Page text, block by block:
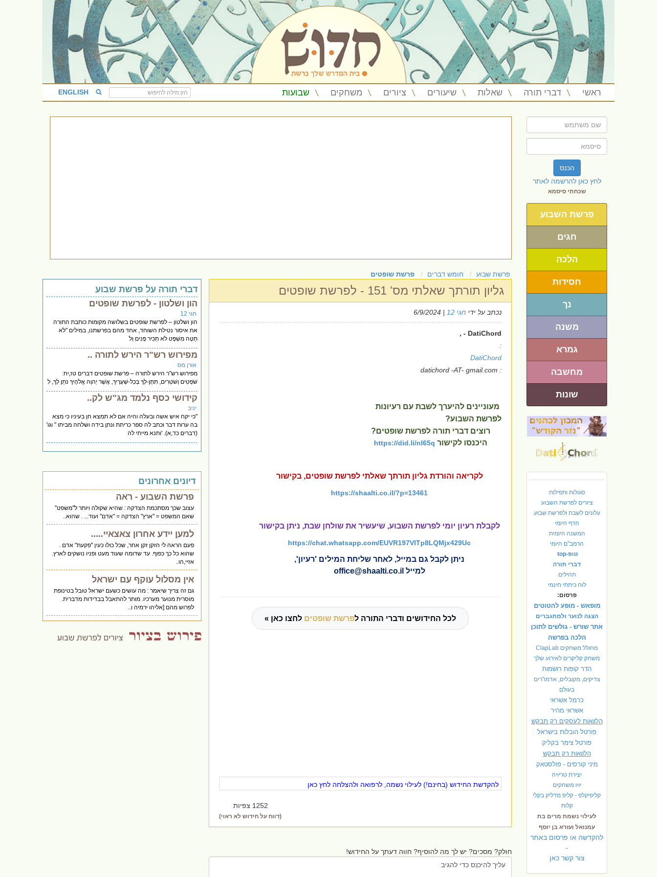
ראשי דברי תורה שאלות שיעורים ציורים משחקים שבועות ENGLISH
הכנס
לחץ כאן להרשמה לאתר
שכחתי סיסמא
פרשת השבוע
חגים
הלכה
חסידות
נך
משנה
גמרא
מחשבה
שונות
סגולות ותפילות
ציורים לפרשת השבוע
עלונים לשבת ולפרשת שבוע
הדף היומי
המשנה היומית
הרמב"ם היומי
טופ-top
דברי תורה
תהילים
לוח כיתתי חינמי
פרסום:
מופאש - מופע להטוטים
הצגה לנוער ולמתגברים
אתר שורש - גולשים לתוכן
הלכה בפרשה
מחולל משחקים ClapLab
משחק קליקרים לאירוע שלך
הדר קופות רושמות
צדיקים, מקובלים, אדמו"רים
בעולם
כרמל אשראי
אשראי מהיר
הלוואות לעסקים רק תבקש
פורטל הובלות בישראל
פורטל צימר בקליק
הלוואות רק תבקש
מיני קורסים - פולסטאק
יצירת טריויה
יויו משחקים
קליפיקלפ - קליפ מדליק בקלי
קלות
לעילוי נשמת מרים בת
עמנואל ועזרא בן יוסף
להקדשה או פרסום באתר
-
צור קשר כאן
פרשת שבוע חומש דברים פרשת שופטים
גליון תורתך שאלתי מס' 151 - לפרשת שופטים
נכתב על ידי חגי 12 | 6/9/2024
DatiChord - ,
:
DatiChord
: datichord -AT- gmail.com
מעוניינים להיערך לשבת עם רעיונות
לפרשת השבוע?
רוצים דברי תורה לפרשת שופטים?
היכנסו לקישור https://did.li/nI65q
לקריאה והורדת גליון תורתך שאלתי לפרשת שופטים, בקישור
https://shaalti.co.il/?p=13461
לקבלת רעיון יומי לפרשת השבוע, שיעשיר את שולחן שבת, ניתן בקישור
https://chat.whatsapp.com/EUVR197VITp8LQMjx429Uc
ניתן לקבל גם במייל, לאחר שליחת המילים 'רעיון',
למייל office@shaalti.co.il
לכל החידושים ודברי התורה לפרשת שופטים לחצו כאן »
להקדשת החידוש (בחינם!) לעילוי נשמה, לרפואה ולהצלחה לחץ כאן
1252 צפיות
(דווח על חידוש לא ראוי)
חולק? מסכים? יש לך מה להוסיף? חווה דעתך על החידוש!
דברי תורה על פרשת שבוע
הון ושלטון - לפרשת שופטים
חגי 12
הון ושלטון – לפרשת שופטים בשלושה מקומות כותבת התורה
את איסור נטילת השוחד, אחד מהם בפרשתנו, במילים "לֹא
תַטֶּה מִשְׁפָּט לֹא תַכִּיר פָּנִים וְלֹ
מפירוש רש"ר הירש לתורה ..
אורן מס
מפירוש רש"ר הירש לתורה – פרשת שופטים דברים טז,יח:
שֹׁפְטִים וְשֹׁטְרִים, תִּתֶּן-לְךָ בְּכָל-שְׁעָרֶיךָ, אֲשֶׁר יְהוָה אֱלֹהֶיךָ נֹתֵן לְךָ, לִ
קידושי כסף נלמד מג"ש לק..
יניב
"כי יקח איש אשה ובעלה והיה אם לא תמצא חן בעיניו כי מצא
בה ערות דבר וכתב לה ספר כריתת ונתן בידה ושלחה מביתו " וגו'
(דברים כד,א). 'ותנא מייתי לה
דיונים אחרונים
פרשת השבוע - ראה
עצוב שכך מסתכמת הצדקה : שהיא שקולה ויותר ל"משפט"
שאם המשפט = "ארץ" הצדקה = "אדם" ועוד... . שהוא..
למען יידע אחרון צאצאיי.....
פעם הראה לי הזקן זקן אחר, שכל כולו כעין "פקעת" אדם .
שהוא כל כך כפוף. עד שדומה שעוד מעט ופניו נושקים לארץ.
אזיי,הו..
אין מסלול עוקף עם ישראל
גם זה צריך שיאמר : מה עושים כשעם ישראל טובל בטינופת
מוסרית מנוער מערכיו. מותר להתאבל בבדידות מדברית.
לפרוש מהם [אליהו ירמיה ו..